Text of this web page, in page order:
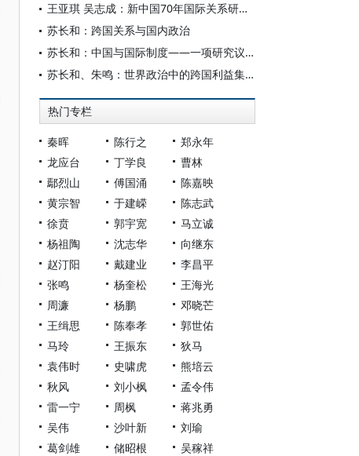
王亚琪 吴志成：新中国70年国际关系研究的发展与创新
苏长和：跨国关系与国内政治
苏长和：中国与国际制度——一项研究议程
苏长和、朱鸣：世界政治中的跨国利益集团
热门专栏
秦晖 陈行之
郑永年
龙应台
丁学良
曹林
鄢烈山
傅国涌
陈嘉映
黄宗智
于建嵘
陈志武
徐贲
郭宇宽
马立诚
杨祖陶
沈志华
向继东
赵汀阳
戴建业
李昌平
张鸣
杨奎松
王海光
周濂
杨鹏
邓晓芒
王缉思
陈奉孝
郭世佑
马玲
王振东
狄马
袁伟时
史啸虎
熊培云
秋风
刘小枫
孟令伟
雷一宁
周枫
蒋兆勇
吴伟
沙叶新
刘瑜
葛剑雄
储昭根
吴稼祥